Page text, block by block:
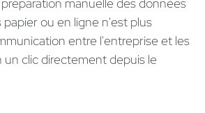
papier ou en ligne n'est plus
entre l'entreprise et les
clic directement depuis le